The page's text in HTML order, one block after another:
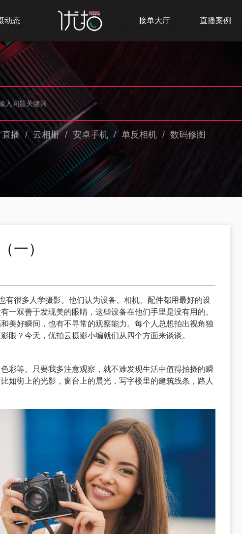
动态 接单大厅 直播案例
直播 / 云相册 / 安卓手机 / 单反相机 / 数码修图
一）
有很多人学摄影。他们认为设备、相机、配件都用最好的设
一双善于发现美的眼睛，这些设备在他们手里是没有用的。
美好瞬间，也有不寻常的观察能力。每个人总想拍出视角独
眼？今天， 优拍云摄影小编就们从四个方面来谈谈。
彩等。只要我多注意观察，就不难发现生活中值得拍摄的瞬
如街上的光影，窗台上的晨光，写字楼里的建筑线条，路人